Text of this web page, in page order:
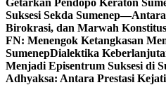
Getarkan Pendopo Keraton
Suksesi Sekda
Birokrasi, dan Marwah
FN: Menengok Ketangkasan
SumenepDialektika
Menjadi Episentrum Suksesi di
Adhyaksa: Antara Prestasi